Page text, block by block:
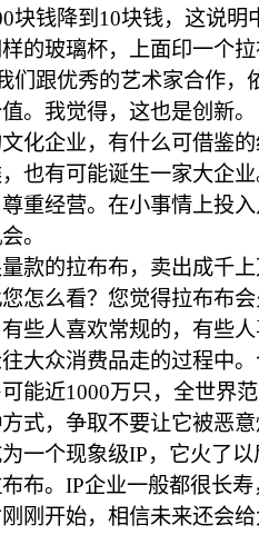
块钱降到10块钱，这说明
的玻璃杯，上面印一个
们跟优秀的艺术家合作，
。我觉得，这也是创新。
企业，有什么可借鉴的
有可能诞生一家大企业
重经营。在小事情上投入
。
的拉布布，卖出成千上
怎么看？您觉得拉布布
人喜欢常规的，有些人
大众消费品走的过程中
能近1000万只，全世界
式，争取不要让它被恶
个现象级IP，它火了以
布。IP企业一般都很长
刚开始，相信未来还会